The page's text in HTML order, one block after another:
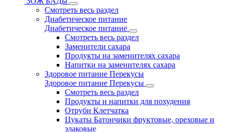
Смотреть весь раздел
Диабетическое питание
Диабетическое питание
Смотреть весь раздел
Заменители сахара
Продукты на заменителях сахара
Напитки на заменителях сахара
Здоровое питание Перекусы
Здоровое питание Перекусы
Смотреть весь раздел
Продукты и напитки для похудения
Отруби Клетчатка
Цукаты Батончики фруктовые, ореховые и
злаковые